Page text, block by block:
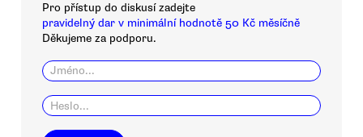
Pro přístup do diskusí zadejte
pravidelný dar v minimální hodnotě 50 Kč měsíčně
Děkujeme za podporu.